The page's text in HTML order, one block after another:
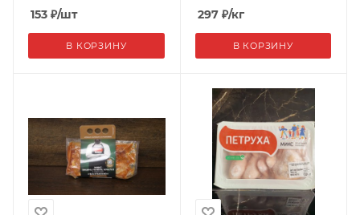
0,29 кг1/10 шт
153 ₽/шт
В КОРЗИНУ
297₽/кг
В КОРЗИНУ